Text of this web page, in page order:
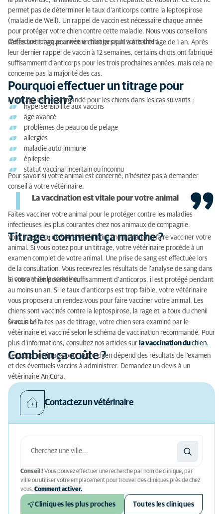
permet pas de déterminer le taux d’anticorps contre la leptospirose
(maladie de Weil). Un rappel de vaccin est nécessaire chaque année
pour protéger votre chien contre cette maladie. Nous vous conseillons
d’effectuer chaque année un titrage pour votre chien.
Faites un titrage pour votre chiot lorsqu’il a atteint l’âge de 1 an. Après
leur dernier rappel de vaccin à 12 semaines, certains chiots ont fabriqué
suffisamment d’anticorps pour les trois prochaines années, mais cela ne
concerne pas la majorité des cas.
Pourquoi effectuer un titrage pour
votre chien ?
Le titrage est recommandé pour les chiens dans les cas suivants :
hypersensibilité aux vaccins
âge avancé
problèmes de peau ou de pelage
allergies
maladie auto-immune
épilepsie
statut vaccinal incertain ou inconnu
Pour savoir si votre animal est concerné, n’hésitez pas à demander
conseil à votre vétérinaire.
La vaccinationest vitale pour votre animal
Faites vacciner votre animal pour le protéger contre les maladies
infectieuses les plus courantes chez nos animaux de compagnie.
Titrage : comment ça marche ?
Vous avez reçu de votre vétérinaire une invitation à faire vacciner votre
animal. Si vous optez pour un titrage, votre vétérinaire procède à un
examen complet de votre animal. Une prise de sang est effectuée lors
de la consultation. Vous recevrez les résultats de l’analyse de sang dans
le courant de la semaine.
Si votre chien possède suffisamment d’anticorps, il est protégé pendant
au moins un an. Si le taux d’anticorps est trop faible, votre vétérinaire
vous proposera un rendez-vous pour faire vacciner votre animal. Les
chiens sont vaccinés contre la leptospirose, la rage et la toux du chenil
(vaccin L4).
Si vous ne faites pas de titrage, votre chien sera examiné par le
vétérinaire et vacciné selon le schéma de vaccination recommandé. Pour
plus d’informations, consultez nos articles sur la vaccination duchien.
Combien ça coûte ?
Le coût d’un titrage pour votre chien dépend des résultats de l’examen
et des éventuels vaccins à administrer. Demandez un devis à un
vétérinaire AniCura.
Contactez un vétérinaire
Conseil ! Vous pouvez effectuer une recherche par nom de clinique, par
ville ou utiliser votre emplacement pour trouver des cliniques près de chez
vous. Comment activer.
Cliniques les plus proches Toutes les cliniques